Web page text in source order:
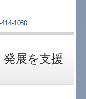
発展を支援